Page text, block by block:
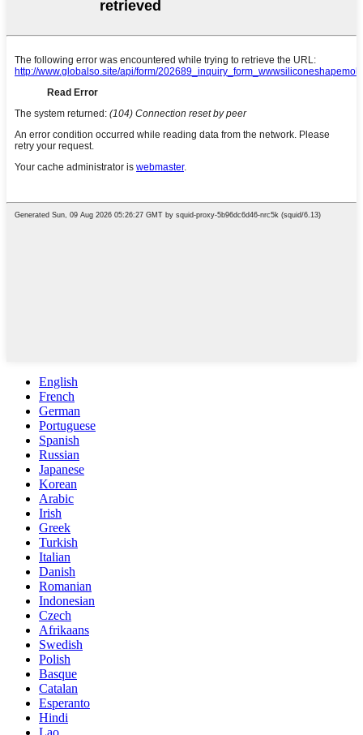
English
French
German
Portuguese
Spanish
Russian
Japanese
Korean
Arabic
Irish
Greek
Turkish
Italian
Danish
Romanian
Indonesian
Czech
Afrikaans
Swedish
Polish
Basque
Catalan
Esperanto
Hindi